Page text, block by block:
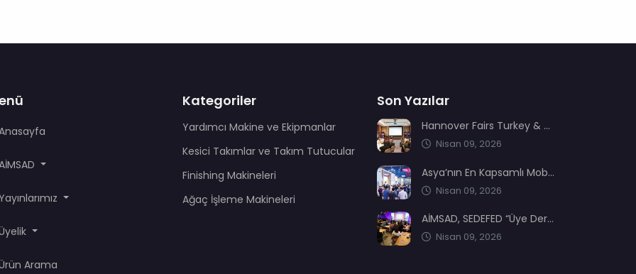
Arama
Kategoriler
Yardımcı Makine ve Ekipmanlar
Kesici Takımlar ve Takım Tutucular
Finishing Makineleri
Ağaç İşleme Makineleri
Son Yazılar
Hannover Fairs Turkey & MENA sektör dernekleriyle bir araya geldi
Nisan 09, 2026
Asya’nın En Kapsamlı Mobilya Üretimi ve Ağaç İşleme Fuarı: CIFM / Interzum Guangzhou
Nisan 09, 2026
AİMSAD, SEDEFED “Üye Dernekler Etki ve Değer Buluşması’nda” yerini aldı
Nisan 09, 2026